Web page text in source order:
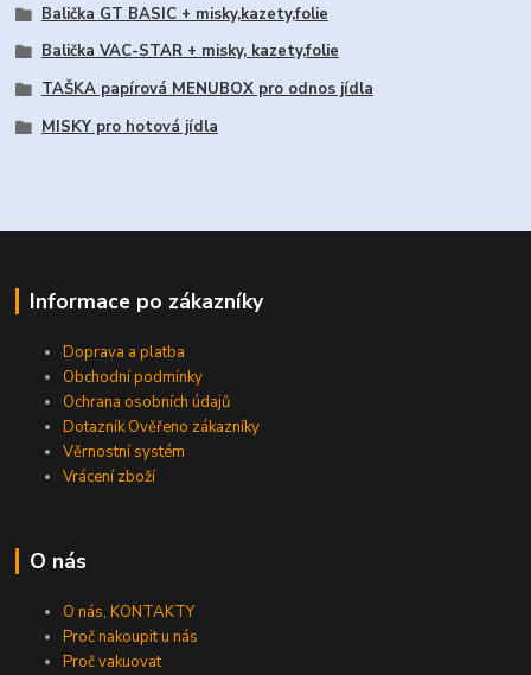
Balička GT BASIC + misky,kazety,folie
Balička VAC-STAR + misky, kazety,folie
TAŠKA papírová MENUBOX pro odnos jídla
MISKY pro hotová jídla
Informace po zákazníky
Doprava a platba
Obchodní podmínky
Ochrana osobních údajů
Dotazník Ověřeno zákazníky
Věrnostní systém
Vrácení zboží
O nás
O nás, KONTAKTY
Proč nakoupit u nás
Proč vakuovat